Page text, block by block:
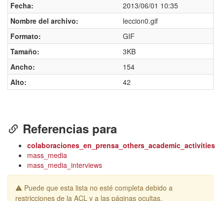
Fecha:
2013/06/01 10:35
Nombre del archivo:
leccion0.gif
Formato:
GIF
Tamaño:
3KB
Ancho:
154
Alto:
42
Referencias para
colaboraciones_en_prensa_others_academic_activities
mass_media
mass_media_interviews
Puede que esta lista no esté completa debido a
restricciones de la ACL y a las páginas ocultas.